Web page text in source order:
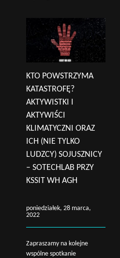
KTO POWSTRZYMA
KATASTROFĘ?
AKTYWISTKI I
AKTYWIŚCI
KLIMATYCZNI ORAZ
ICH (NIE TYLKO
LUDZCY) SOJUSZNICY
– SOTECHLAB PRZY
KSSIT WH AGH
poniedziałek, 28 marca,
2022
Zapraszamy na kolejne
wspólne spotkanie